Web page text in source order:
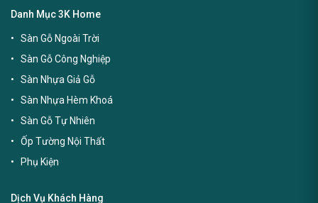
Danh Mục 3K Home
Sàn Gỗ Ngoài Trời
Sàn Gỗ Công Nghiệp
Sàn Nhựa Giả Gỗ
Sàn Nhựa Hèm Khoá
Sàn Gỗ Tự Nhiên
Ốp Tường Nội Thất
Phụ Kiện
Dịch Vụ Khách Hàng